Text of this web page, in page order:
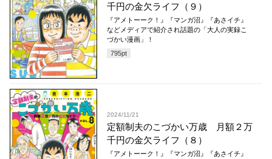
千円の金欠ライフ（９）
『アメトーーク！』『マンガ沼』『あさイチ』
などメディアで紹介され話題の「大人の実録こ
づかい漫画」！
795pt
2024/11/21
定額制夫のこづかい万歳 月額２万
千円の金欠ライフ（８）
『アメトーーク！』『マンガ沼』『あさイチ』